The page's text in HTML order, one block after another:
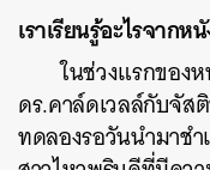
เราเรียนรู้อะไรจากห
ในช่วงแรกของ
ดร.คาล์ดเวลล์กับจัส
ทดลองรอวันนำมาช
ค้นหา
SHARE